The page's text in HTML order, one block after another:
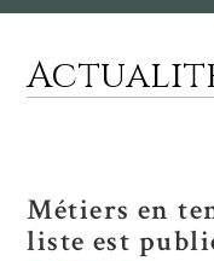
Métiers en
liste est